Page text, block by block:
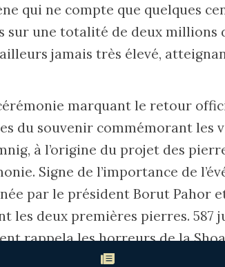
qui ne compte que quelques
sur une totalité de deux millions
jamais très élevé,
marquant le retour
du souvenir commémorant les
à l’origine du projet des
Signe de l’importance de
par le président Borut Pahor
les deux premières pierres. 587
rappela les horreurs de la
antisémites.